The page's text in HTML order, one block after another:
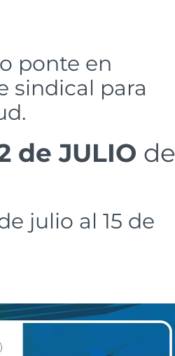
ponte en
sindical para
de JULIO de
julio al 15 de